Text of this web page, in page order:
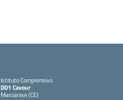
Istituto Comprensivo
DD1 Cavour
Marcianise (CE)